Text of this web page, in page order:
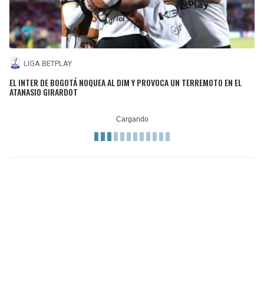
LIGA BETPLAY
EL INTER DE BOGOTÁ NOQUEA AL DIM Y PROVOCA UN TERREMOTO EN EL
ATANASIO GIRARDOT